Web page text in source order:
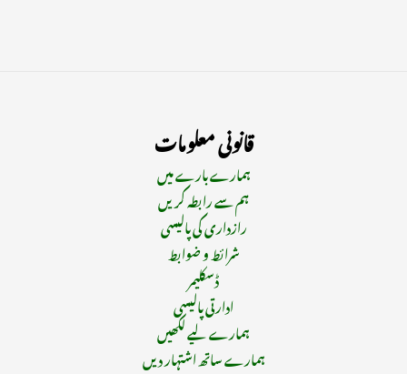
قانونی معلومات
ہمارے بارے میں
ہم سے رابطہ کریں
رازداری کی پالیسی
شرائط و ضوابط
ڈسکلیمر
ادارتی پالیسی
ہمارے لیے لکھیں
ہمارے ساتھ اشتہار دیں